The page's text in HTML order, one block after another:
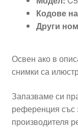
Кодове
Други
Освен ако в
снимки са
Запазваме си
референция със
производителя